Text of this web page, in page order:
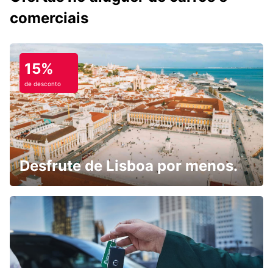
comerciais
15%
de desconto
Desfrute de Lisboa por menos.